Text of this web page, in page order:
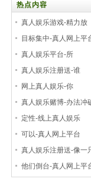
热点内容
真人娱乐游戏-精力放
目标集中-真人网上平
真人娱乐平台-所
真人娱乐注册送-谁
网上真人娱乐-你
真人娱乐赌博-办法冲
定性-线上真人娱乐
可以-真人网上平台
真人娱乐注册送-像一
他们倒台-真人网上平